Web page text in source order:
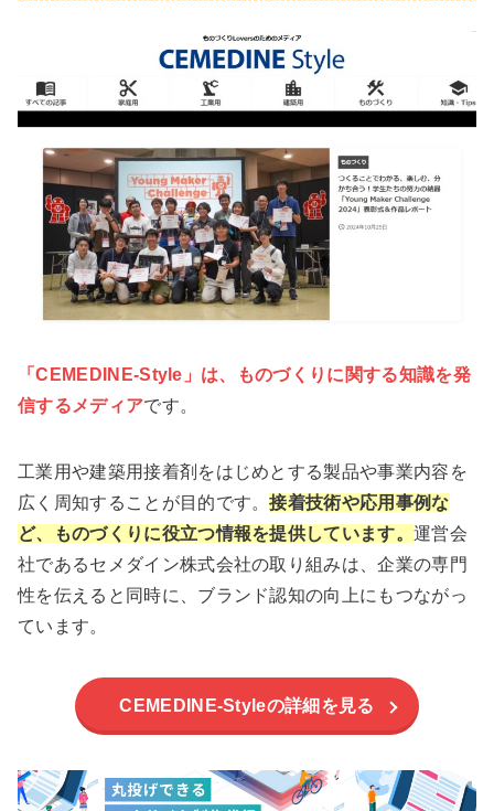
「CEMEDINE-Style」は、ものづくりに関する知識を発
信するメディアです。
工業用や建築用接着剤をはじめとする製品や事業内容を
広く周知することが目的です。接着技術や応用事例な
ど、ものづくりに役立つ情報を提供しています。運営会
社であるセメダイン株式会社の取り組みは、企業の専門
性を伝えると同時に、ブランド認知の向上にもつながっ
ています。
CEMEDINE-Styleの詳細を見る